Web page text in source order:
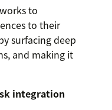
to
to their
surfacing deep
and making it
integration